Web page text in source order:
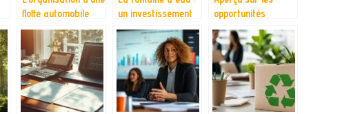
flotte automobile
un investissement
intéressant pour
l’entreprise
opportunités
d’affaires au Togo